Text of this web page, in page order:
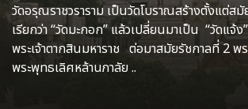
วัดอรุณราชวราราม เป็นวัดโบราณสร้างตั้งแต่ส
เรียกว่า “วัดมะกอก” แล้วเปลี่ยนมาเป็น “วัดแจ้
พระเจ้าตากสินมหาราช ต่อมาสมัยรัชกาลที่ 2 พ
พระพุทธเลิศหล้านภาลัย ..